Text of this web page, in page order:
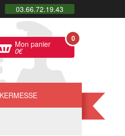
03.66.72.19.43
Mon panier
0€
0
KERMESSE